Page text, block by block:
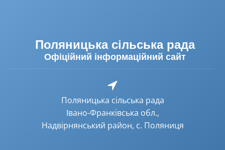
Поляницька сільська рада
Офіційний інформаційний сайт
Поляницька сільська рада
Івано-Франківська обл.,
Надвірнянський район, с. Поляниця